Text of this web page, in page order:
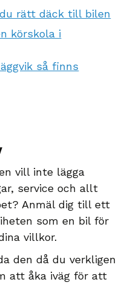
rätt däck till bilen
körskola i
så finns
vill inte lägga
service och allt
Anmäl dig till ett
som en bil för
villkor.
den då du verkligen
att åka iväg för att